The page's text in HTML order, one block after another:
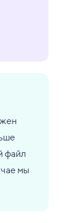
файл
мы